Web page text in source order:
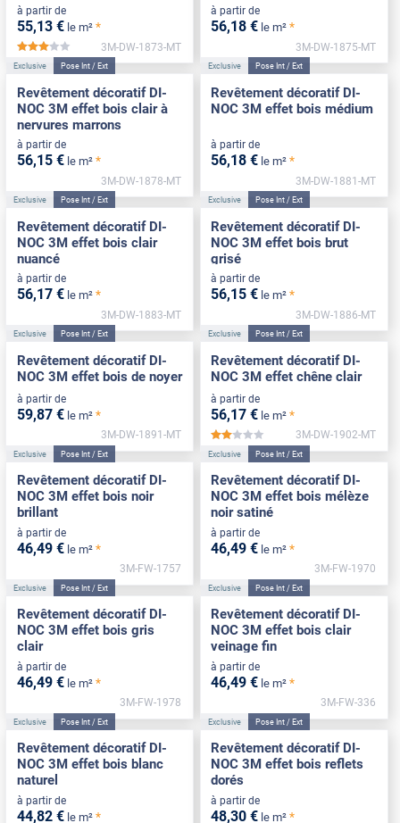
à partir de
55,13 € le m² *
*****
3M-DW-1873-MT
à partir de
56,18 € le m² *
3M-DW-1875-MT
Exclusive Pose Int / Ext
Revêtement décoratif DI-
NOC 3M effet bois clair à
nervures marrons
à partir de
56,15 € le m² *
3M-DW-1878-MT
Exclusive Pose Int / Ext
Revêtement décoratif DI-
NOC 3M effet bois médium
à partir de
56,18 € le m² *
3M-DW-1881-MT
Exclusive Pose Int / Ext
Revêtement décoratif DI-
NOC 3M effet bois clair
nuancé
à partir de
56,17 € le m² *
3M-DW-1883-MT
Exclusive Pose Int / Ext
Revêtement décoratif DI-
NOC 3M effet bois brut
grisé
à partir de
56,15 € le m² *
3M-DW-1886-MT
Exclusive Pose Int / Ext
Revêtement décoratif DI-
NOC 3M effet bois de noyer
à partir de
59,87 € le m² *
3M-DW-1891-MT
Exclusive Pose Int / Ext
Revêtement décoratif DI-
NOC 3M effet chêne clair
à partir de
56,17 € le m² *
*****
3M-DW-1902-MT
Exclusive Pose Int / Ext
Revêtement décoratif DI-
NOC 3M effet bois noir
brillant
à partir de
46,49 € le m² *
3M-FW-1757
Exclusive Pose Int / Ext
Revêtement décoratif DI-
NOC 3M effet bois mélèze
noir satiné
à partir de
46,49 € le m² *
3M-FW-1970
Exclusive Pose Int / Ext
Revêtement décoratif DI-
NOC 3M effet bois gris
clair
à partir de
46,49 € le m² *
3M-FW-1978
Exclusive Pose Int / Ext
Revêtement décoratif DI-
NOC 3M effet bois clair
veinage fin
à partir de
46,49 € le m² *
3M-FW-336
Exclusive Pose Int / Ext
Revêtement décoratif DI-
NOC 3M effet bois blanc
naturel
à partir de
44,82 € le m² *
Exclusive Pose Int / Ext
Revêtement décoratif DI-
NOC 3M effet bois reflets
dorés
à partir de
48,30 € le m² *